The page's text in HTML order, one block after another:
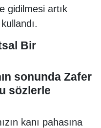
gidilmesi artık
Bir
sonunda Zafer
sözlerle
kanı pahasına